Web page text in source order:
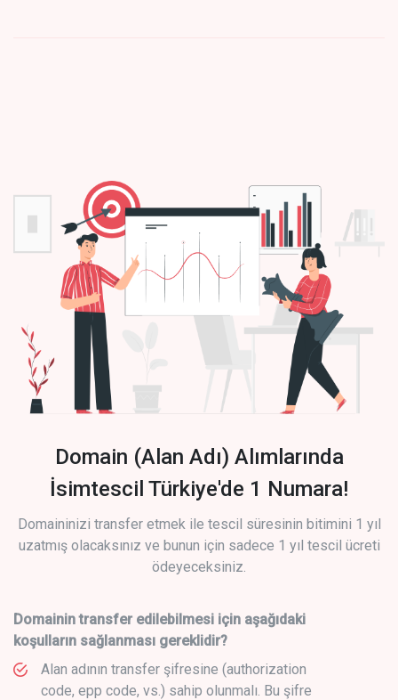
Domain (Alan Adı) Alımlarında
İsimtescil Türkiye'de 1 Numara!
Domaininizi transfer etmek ile tescil süresinin bitimini 1 yıl
uzatmış olacaksınız ve bunun için sadece 1 yıl tescil ücreti
ödeyeceksiniz.
Domainin transfer edilebilmesi için aşağıdaki
koşulların sağlanması gereklidir?
Alan adının transfer şifresine (authorization
code, epp code, vs.) sahip olunmalı. Bu şifre